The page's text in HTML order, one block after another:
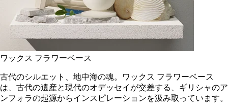
ワックス フラワーベース
古代のシルエット、地中海の魂。ワックス フラワーベース
は、古代の遺産と現代のオデッセイが交差する、ギリシャのア
ンフォラの起源からインスピレーションを汲み取っています。